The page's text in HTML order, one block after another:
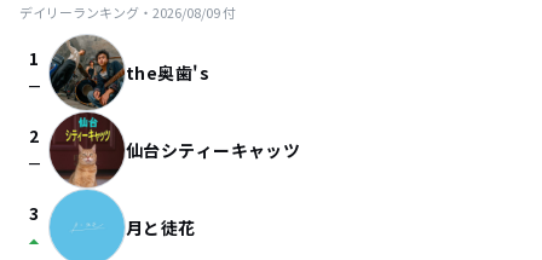
デイリーランキング・ 2026/08/09付
1
check_indeterminate_small the奥歯's
2
check_indeterminate_small 仙台シティーキャッツ
3
arrow_drop_up 月と徒花